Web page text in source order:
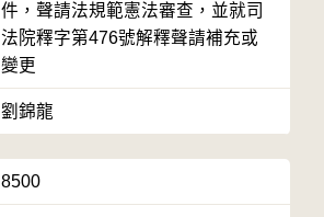
件，聲請法規範憲法審查，並就司
法院釋字第476號解釋聲請補充或
變更
劉錦龍
8500